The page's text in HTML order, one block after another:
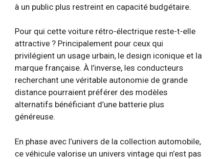
à un public plus restreint en capacité budgétaire.
Pour qui cette voiture rétro-électrique reste-t-elle
attractive ? Principalement pour ceux qui
privilégient un usage urbain, le design iconique et la
marque française. À l’inverse, les conducteurs
recherchant une véritable autonomie de grande
distance pourraient préférer des modèles
alternatifs bénéficiant d’une batterie plus
généreuse.
En phase avec l’univers de la collection automobile,
ce véhicule valorise un univers vintage qui n’est pas